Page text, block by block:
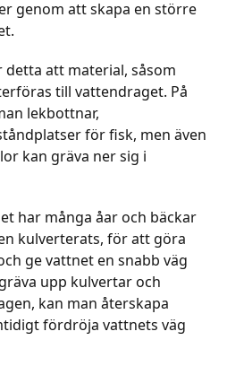
genom att skapa en större
att material, såsom
till vattendraget. På
lekbottnar,
för fisk, men även
kan gräva ner sig i
har många åar och bäckar
kulverterats, för att göra
ge vattnet en snabb väg
upp kulvertar och
kan man återskapa
fördröja vattnets väg